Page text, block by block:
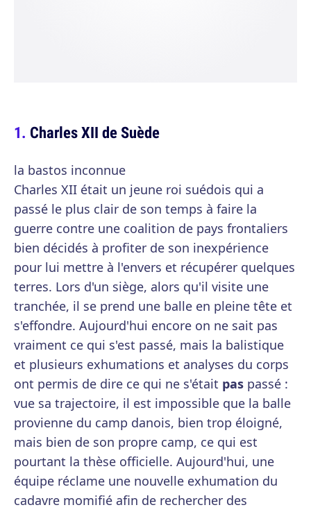
Charles XII de Suède
la bastos inconnue
Charles XII était un jeune roi suédois qui a
passé le plus clair de son temps à faire la
guerre contre une coalition de pays frontaliers
bien décidés à profiter de son inexpérience
pour lui mettre à l'envers et récupérer quelques
terres. Lors d'un siège, alors qu'il visite une
tranchée, il se prend une balle en pleine tête et
s'effondre. Aujourd'hui encore on ne sait pas
vraiment ce qui s'est passé, mais la balistique
et plusieurs exhumations et analyses du corps
ont permis de dire ce qui ne s'était pas passé :
vue sa trajectoire, il est impossible que la balle
provienne du camp danois, bien trop éloigné,
mais bien de son propre camp, ce qui est
pourtant la thèse officielle. Aujourd'hui, une
équipe réclame une nouvelle exhumation du
cadavre momifié afin de rechercher des